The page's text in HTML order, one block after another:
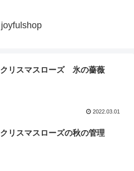
joyfulshop
クリスマスローズ 氷の薔薇
2022.03.01
クリスマスローズの秋の管理